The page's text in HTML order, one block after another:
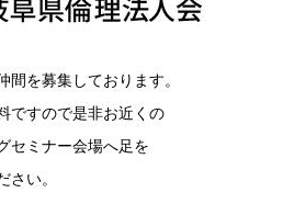
間を募集しております。
ですので是非お近くの
セミナー会場へ足を
さい。